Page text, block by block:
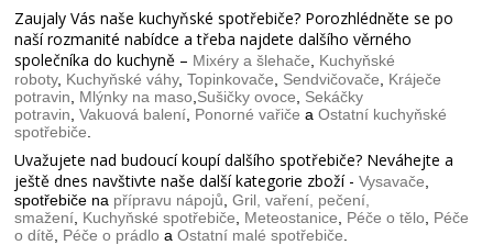
Zaujaly Vás naše kuchyňské spotřebiče? Porozhlédněte se po
naší rozmanité nabídce a třeba najdete dalšího věrného
společníka do kuchyně – Mixéry a šlehače
Kuchyňské
roboty, Kuchyňské váhy,Topinkovače Sendvičovače
Kráječe
potravin
Mlýnky na maso Sušičky ovoce
Sekáčky
potravin ,Vakuová balení Ponorné vařiče aOstatní kuchyňské
spotřebiče
Uvažujete nad budoucí koupí dalšího spotřebiče? Neváhejte a
ještě dnes navštivte naše další kategorie zboží -Vysavače
spotřebiče na přípravu nápojů ,Gril, vaření, pečení,
smažení Kuchyňské spotřebiče Meteostanice Péče o tělo Péče
o dítě
Péče o prádlo aOstatní malé spotřebiče